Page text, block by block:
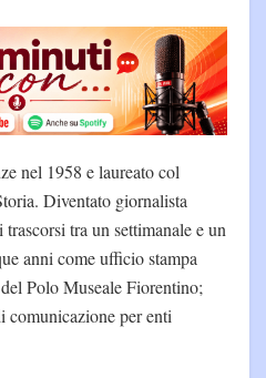
nel 1958 e laureato col
Diventato giornalista
tra un settimanale e un
anni come ufficio stampa
Polo Museale Fiorentino;
comunicazione per enti